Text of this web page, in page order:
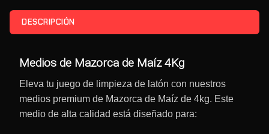
DESCRIPCIÓN
Medios de Mazorca de Maíz 4Kg
Eleva tu juego de limpieza de latón con nuestros
medios premium de Mazorca de Maíz de 4kg. Este
medio de alta calidad está diseñado para: